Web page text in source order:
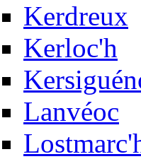
Kerdreux
Kerloc'h
Lanvéoc